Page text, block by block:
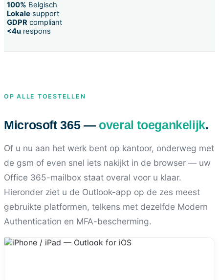
100% Belgisch
Lokale support
GDPR compliant
<4u respons
OP ALLE TOESTELLEN
Microsoft 365 — overal toegankelijk.
Of u nu aan het werk bent op kantoor, onderweg met
de gsm of even snel iets nakijkt in de browser — uw
Office 365-mailbox staat overal voor u klaar.
Hieronder ziet u de Outlook-app op de zes meest
gebruikte platformen, telkens met dezelfde Modern
Authentication en MFA-bescherming.